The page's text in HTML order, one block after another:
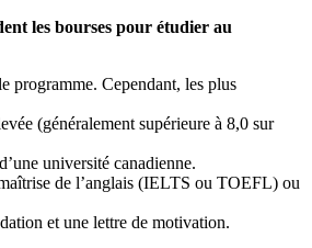
les bourses pour étudier au
programme. Cependant, les plus
(généralement supérieure à 8,0 sur
université canadienne.
de l’anglais (IELTS ou TOEFL) ou
et une lettre de motivation.